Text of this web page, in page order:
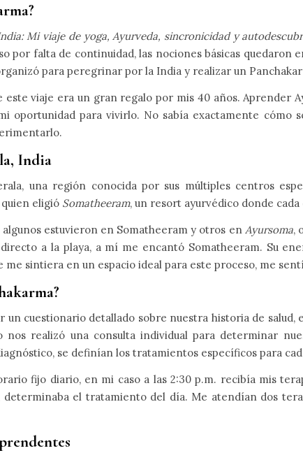
Mi viaje de yoga, Ayurveda, sincronicidad y
por falta de continuidad, las nociones básicas quedaron
para peregrinar por la India y realizar un
este viaje era un gran regalo por mis 40 años. Aprender
oportunidad para vivirlo. No sabía exactamente
India
una región conocida por sus múltiples centros
eligió Somatheeram, un resort ayurvédico donde
estuvieron en Somatheeram y otros en Ayursoma,
a la playa, a mí me encantó Somatheeram. Su
sintiera en un espacio ideal para este proceso, me
cuestionario detallado sobre nuestra historia de
realizó una consulta individual para determinar
se definían los tratamientos específicos para
fijo diario, en mi caso a las 2:30 p.m. recibía mis
determinaba el tratamiento del día. Me atendían dos